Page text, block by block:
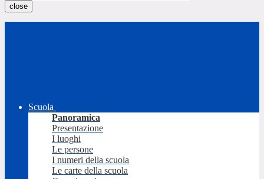
close
Scuola
Panoramica
Presentazione
I luoghi
Le persone
I numeri della scuola
Le carte della scuola